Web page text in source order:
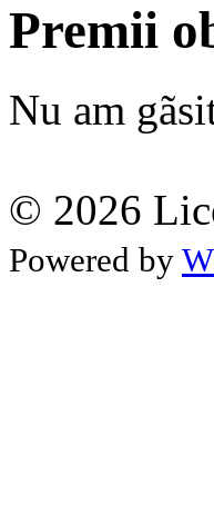
Premii
Nu am
© 2026
Powered by